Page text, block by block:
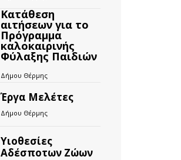
Κατάθεση
αιτήσεων για το
Πρόγραμμα
καλοκαιρινής
Φύλαξης Παιδιών
Δήμου Θέρμης
Έργα Μελέτες
Δήμου Θέρμης
Υιοθεσίες
Αδέσποτων Ζώων